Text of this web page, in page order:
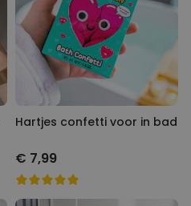
Hartjes confetti voor in bad
€ 7,99